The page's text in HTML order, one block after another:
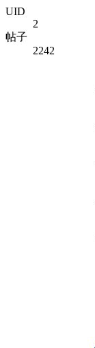
UID
2
帖子
2242